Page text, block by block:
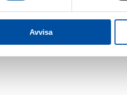
Avvisa